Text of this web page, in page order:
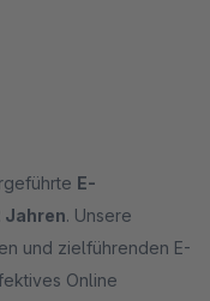
E-
Jahren. Unsere
und zielführenden E-
Online